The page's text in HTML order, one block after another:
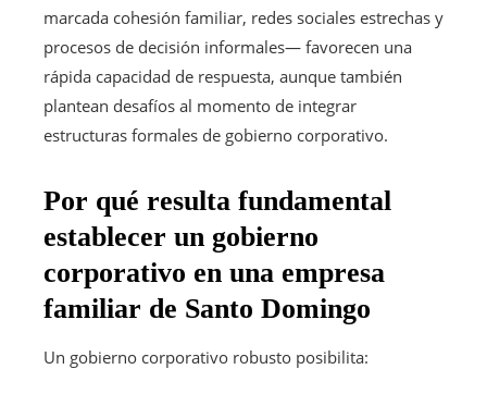
marcada cohesión familiar, redes sociales estrechas y
procesos de decisión informales— favorecen una
rápida capacidad de respuesta, aunque también
plantean desafíos al momento de integrar
estructuras formales de gobierno corporativo.
Por qué resulta fundamental
establecer un gobierno
corporativo en una empresa
familiar de Santo Domingo
Un gobierno corporativo robusto posibilita: